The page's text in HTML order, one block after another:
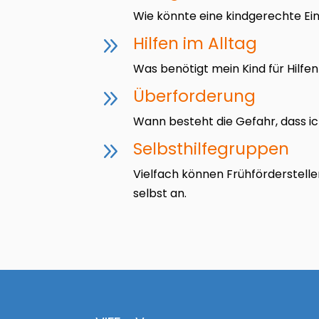
Wie könnte eine kindgerechte
9 Hilfen im Alltag
Was benötigt mein Kind für
9 Überforderung
Wann besteht die Gefahr, dass
9 Selbsthilfegruppen
Vielfach können
selbst an.